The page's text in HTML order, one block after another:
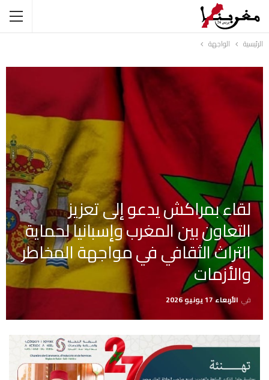
الرئيسية الواجهة
لقاء بمراكش يدعو إلى تعزيز
التعاون بين المغرب وإسبانيا لحماية
التراث الثقافي في مواجهة المخاطر
والأزمات
في الأربعاء 17 يونيو 2026